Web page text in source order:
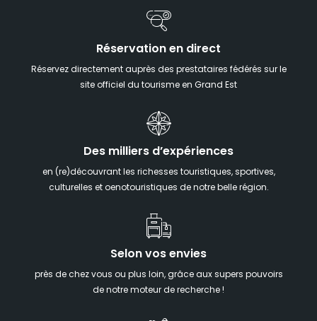
Réservation en direct
Réservez directement auprès des prestataires fédérés sur le
site officiel du tourisme en Grand Est
Des milliers d’expériences
en (re)découvrant les richesses touristiques, sportives,
culturelles et oenotouristiques de notre belle région.
Selon vos envies
près de chez vous ou plus loin, grâce aux supers pouvoirs
de notre moteur de recherche !